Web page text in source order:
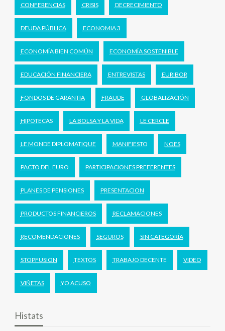
CONFERENCIAS CRISIS DECRECIMIENTO
DEUDA PÚBLICA ECONOMIA 3
ECONOMÍA BIEN COMÚN ECONOMÍA SOSTENIBLE
EDUCACIÓN FINANCIERA ENTREVISTAS EURIBOR
FONDOS DE GARANTIA FRAUDE GLOBALIZACIÓN
HIPOTECAS LA BOLSA Y LA VIDA LE CERCLE
LE MONDE DIPLOMATIQUE MANIFIESTO NOES
PACTO DEL EURO PARTICIPACIONES PREFERENTES
PLANES DE PENSIONES PRESENTACION
PRODUCTOS FINANCIEROS RECLAMACIONES
RECOMENDACIONES SEGUROS SIN CATEGORÍA
STOPFUSION TEXTOS TRABAJO DECENTE VIDEO
VIÑETAS YO ACUSO
Histats